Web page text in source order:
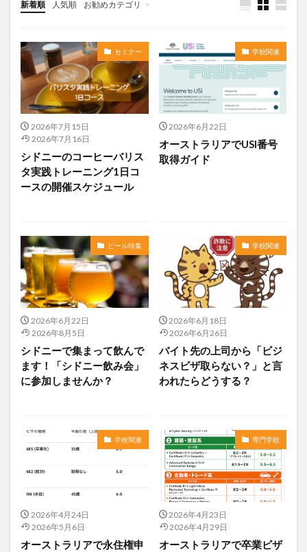
新着順 人気順 お勧めカテゴリ
未分類
セミナー
2026年7月15日
2026年7月16日
シドニーのコーヒーバリス
タ実践トレーニング1日コ
ースの開催スケジュール
学校関連
2026年6月22日
オーストラリアでUSI番号
取得ガイド
ビール特集
2026年6月22日
2026年8月5日
シドニーで集まって飲んで
ます！「シドニー飲み会」
に参加しませんか？
学校関連
2026年6月18日
2026年6月26日
バイト先の上司から「ビジ
ネスビザ取らない？」と言
われたらどうする？
学校関連
2026年4月24日
2026年5月6日
オーストラリアで永住権申
専門学校
2026年4月23日
2026年4月29日
オーストラリアで卒業ビザ